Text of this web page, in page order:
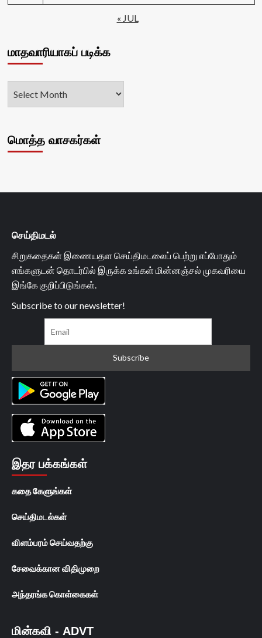
« JUL
மாதவாரியாகப் படிக்க
மொத்த வாசகர்கள்
செய்திமடல்
சிறுகதைகள் இணையதள செய்திமடலைப் பெற்று எப்போதும்
எங்களுடன் தொடர்பில் இருக்க உங்கள் மின்னஞ்சல் முகவரியை
இங்கே குறிப்பிடுங்கள்.
Subscribe to our newsletter!
இதர பக்கங்கள்
கதை கேளுங்கள்
செய்திமடல்கள்
விளம்பரம் செய்வதற்கு
சேவைக்கான விதிமுறை
அந்தரங்க கொள்கைகள்
மின்கவி - ADVT